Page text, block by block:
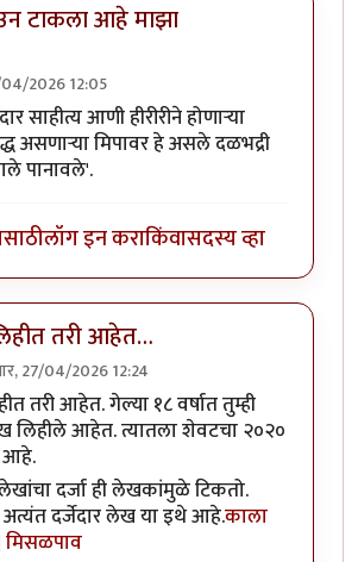
टाकला आहे माझा
04/2026 12:05
साहीत्य आणी हीरीरीने होणाऱ्या
असणाऱ्या मिपावर हे असले दळभद्री
पानावले'.
लॉग इन कराकिंवासदस्य व्हा
तरी आहेत…
27/04/2026 12:24
अरेरे, कुठे नेउन टाकला आहे माझा मिपा.
तरी आहेत. गेल्या १८ वर्षात तुम्ही
लिहीले आहेत. त्यातला शेवटचा २०२०
आहे.
दर्जा ही लेखकांमुळे टिकतो.
दर्जेदार लेख या इथे आहे.काला
मिसळपाव